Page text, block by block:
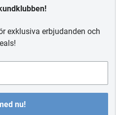
exklusiva erbjudanden och
nu!